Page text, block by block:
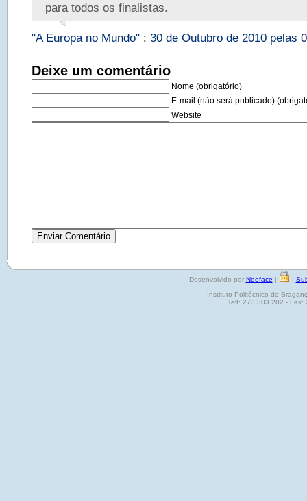
para todos os finalistas.
"A Europa no Mundo" : 30 de Outubro de 2010 pelas
Deixe um comentário
Nome (obrigatório)
E-mail (não será publicado)
Website
Desenvolvido por Neoface | |
Instituto Politécnico de
Telf: 273 303 282 - Fax: